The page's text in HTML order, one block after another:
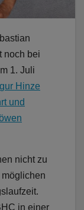
noch bei
1. Juli
Hinze
und
nicht zu
in einer